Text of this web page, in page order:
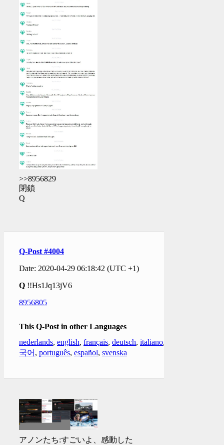
>>8956829
閉鎖
Q
Q-Post #4004
Date: 2020-04-29 06:18:42 (UTC +1)
Q !!Hs1Jq13jV6
8956805
This Q-Post in other Languages
nederlands, english, français, deutsch, italiano,
국어 , português, español, svenska
アノンたち:すごいよ、感動した